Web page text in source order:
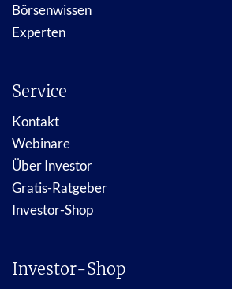
Börsenwissen
Experten
Service
Kontakt
Webinare
Über Investor
Gratis-Ratgeber
Investor-Shop
Investor-Shop